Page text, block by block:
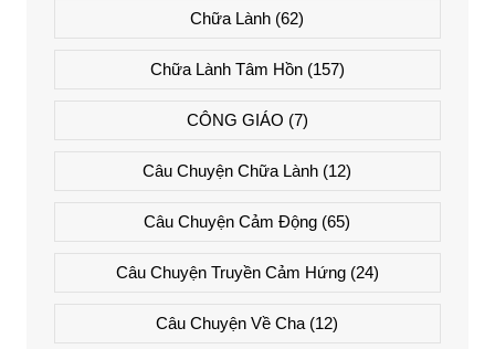
Chữa Lành (62)
Chữa Lành Tâm Hồn(157)
CÔNG GIÁO (7)
Câu Chuyện Chữa Lành (12)
Câu Chuyện Cảm Động (65)
Câu Chuyện Truyền Cảm Hứng(24)
Câu Chuyện Về Cha (12)